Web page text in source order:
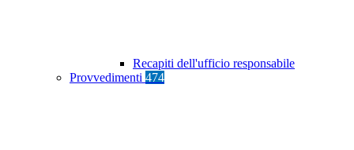
Recapiti dell'ufficio responsabile
Provvedimenti 474